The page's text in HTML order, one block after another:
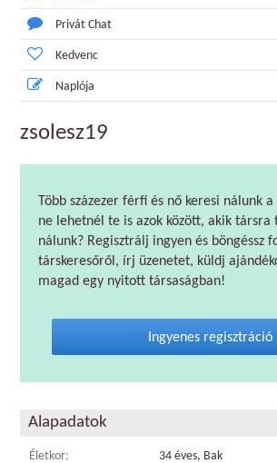
Privát Chat
Kedvenc
Naplója
zsolesz19
Több százezer férfi és nő keresi nálunk
ne lehetnél te is azok között, akik társra
nálunk? Regisztrálj ingyen és böngéssz
társkeresőről, írj üzenetet, küldj
magad egy nyitott társaságban!
Ingyenes regisztráció
Alapadatok
Életkor: 34 éves, Bak